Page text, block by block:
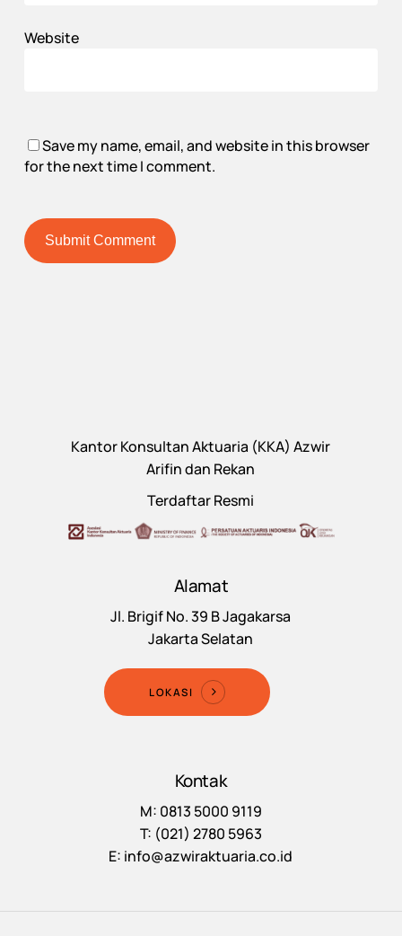
Website
Save my name, email, and website in this browser
for the next time I comment.
Kantor Konsultan Aktuaria (KKA) Azwir
Arifin dan Rekan
Terdaftar Resmi
Alamat
Jl. Brigif No. 39 B Jagakarsa
Jakarta Selatan
LOKASI
Kontak
M: 0813 5000 9119
T: (021) 2780 5963
E: info@azwiraktuaria.co.id